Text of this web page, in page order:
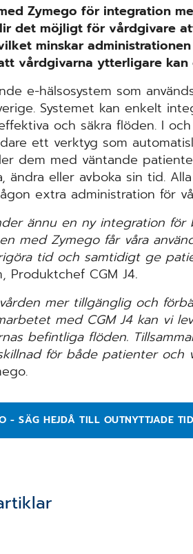
Zymego för integration
det möjligt för vårdgivare
minskar
vårdgivarna ytterligare kan
e-hälsosystem som
Systemet kan enkelt
och säkra flöden. I
ett verktyg som
dem med väntande
ändra eller avboka sin tid.
extra administration för
ännu en ny integration
med Zymego får våra
tid och samtidigt ge
Produktchef CGM J4.
mer tillgänglig och
med CGM J4 kan vi
befintliga flöden.
för både patienter och
- SÄG HEJDÅ TILL OUTNYTTJADE